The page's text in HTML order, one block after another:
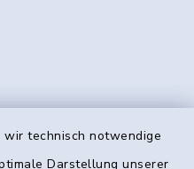
technisch notwendige
Darstellung unserer